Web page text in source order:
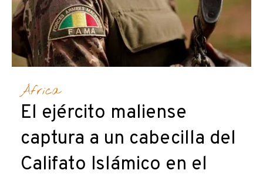
África
El ejército maliense
captura a un cabecilla del
Califato Islámico en el